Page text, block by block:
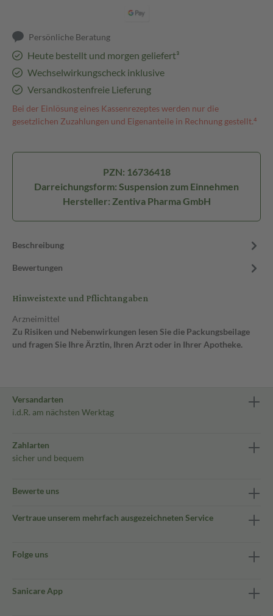
Persönliche Beratung
Heute bestellt und morgen geliefert³
Wechselwirkungscheck inklusive
Versandkostenfreie Lieferung
Bei der Einlösung eines Kassenrezeptes werden nur die
gesetzlichen Zuzahlungen und Eigenanteile in Rechnung gestellt.⁴
PZN: 16736418
Darreichungsform: Suspension zum Einnehmen
Hersteller: Zentiva Pharma GmbH
Beschreibung
Bewertungen
Hinweistexte und Pflichtangaben
Arzneimittel
Zu Risiken und Nebenwirkungen lesen Sie die Packungsbeilage
und fragen Sie Ihre Ärztin, Ihren Arzt oder in Ihrer Apotheke.
Versandarten
i.d.R. am nächsten Werktag
Zahlarten
sicher und bequem
Bewerte uns
Vertraue unserem mehrfach ausgezeichneten Service
Folge uns
Sanicare App